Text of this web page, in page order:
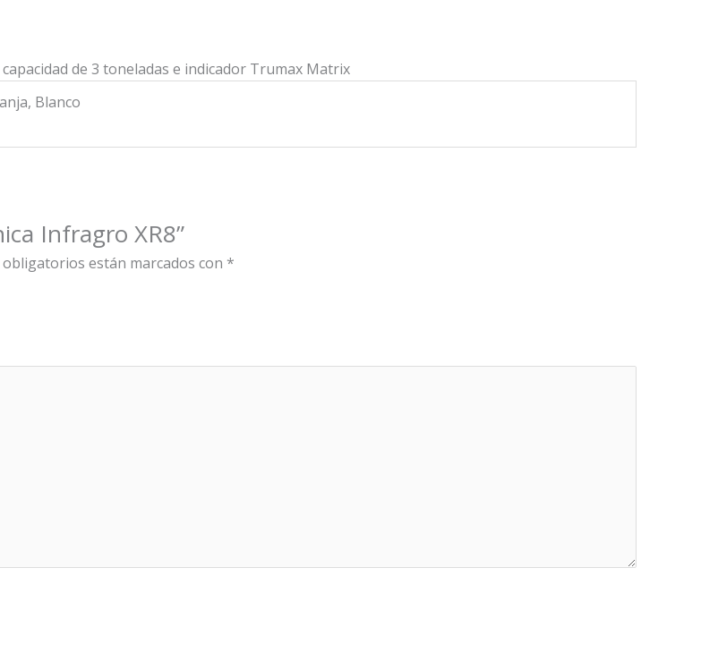
de 3 toneladas e indicador Trumax Matrix
Blanco
Infragro XR8”
obligatorios están marcados con *